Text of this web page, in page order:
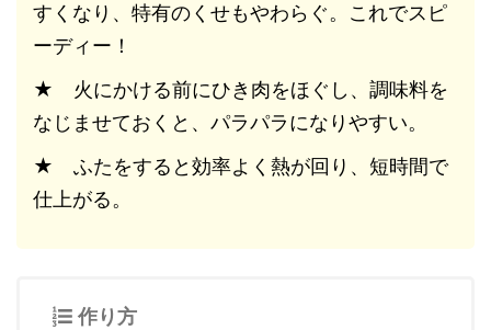
すくなり、特有のくせもやわらぐ。これでスピ
ーディー！
★ 火にかける前にひき肉をほぐし、調味料を
なじませておくと、パラパラになりやすい。
★ ふたをすると効率よく熱が回り、短時間で
仕上がる。
作り方